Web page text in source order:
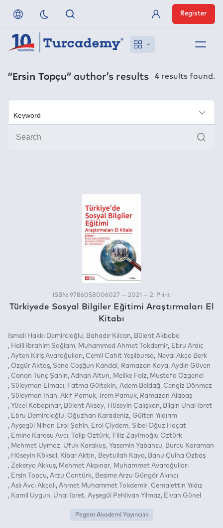
Off-Campus Access
Member Login
Register
“Ersin Topçu” author’s results 4 results found.
ISBN: 9786058006027 — 2021 — 2. Print
Türkiyede Sosyal Bilgiler Eğitimi Araştırmaları El
Kitabı
İsmail Hakkı Demircioğlu Bahadır Kılcan
Bülent Akbaba
Halil İbrahim Sağlam
Muhammed Ahmet Tokdemir
Ebru Ardıç
Ayten Kiriş Avaroğulları
Cemil Cahit Yeşilbursa
Neval Akça Berk
Özgür Aktaş Sena Coşğun Kandal Ramazan Kaya Aydın Güven
Canan Tunç Şahin Adnan Altun Melike Faiz
Mustafa Özgenel
Süleyman Elmacı
Fatma Gültekin Adem Beldağ
Cengiz Dönmez
Süleyman İnan Akif Pamuk İrem Pamuk
Ramazan Alabaş
Yücel Kabapınar
Bülent Aksoy Hüseyin Çalışkan
Bilgin Ünal İbret
Ebru Demircioğlu
Oğuzhan Karadeniz
Gülten Yıldırım
Ayşegül Nihan Erol Şahin
Erol Çiydem
Sibel Oğuz Haçat
Emine Karasu Avcı
Talip Öztürk
Filiz Zayimoğlu Öztürk
Mehmet Uymaz
Ufuk Karakuş Yasemin Yabansu
Burcu Karaman
Hüseyin Köksal
Kibar Aktin Beytullah Kaya
Banu Çulha Özbaş
Zekerya Akkuş
Mehmet Akpınar
Muhammet Avaroğulları
Ersin Topçu Arzu Cantürk
Besime Arzu Güngör Akıncı
Aslı Avcı Akçalı Ahmet Muhammet Tokdemir
Cemalettin Yıldız
Kamil Uygun
Ünal İbret Ayşegül Pehlivan Yılmaz Elvan Günel
Pegem Akademi Yayıncılık